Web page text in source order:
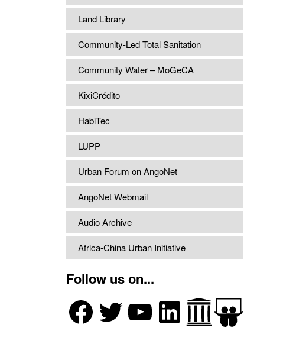
Land Library
Community-Led Total Sanitation
Community Water – MoGeCA
KixiCrédito
HabiTec
LUPP
Urban Forum on AngoNet
AngoNet Webmail
Audio Archive
Africa-China Urban Initiative
Follow us on...